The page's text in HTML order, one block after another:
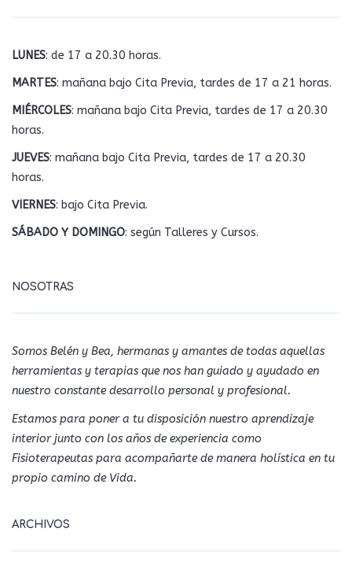
LUNES: de 17 a 20.30 horas.
MARTES: mañana bajo Cita Previa, tardes de 17 a 21 horas.
MIÉRCOLES: mañana bajo Cita Previa, tardes de 17 a 20.30
horas.
JUEVES: mañana bajo Cita Previa, tardes de 17 a 20.30
horas.
VIERNES: bajo Cita Previa.
SÁBADO Y DOMINGO: según Talleres y Cursos.
NOSOTRAS
Somos Belén y Bea, hermanas y amantes de todas aquellas
herramientas y terapias que nos han guiado y ayudado en
nuestro constante desarrollo personal y profesional.
Estamos para poner a tu disposición nuestro aprendizaje
interior junto con los años de experiencia como
Fisioterapeutas para acompañarte de manera holística en tu
propio camino de Vida.
ARCHIVOS